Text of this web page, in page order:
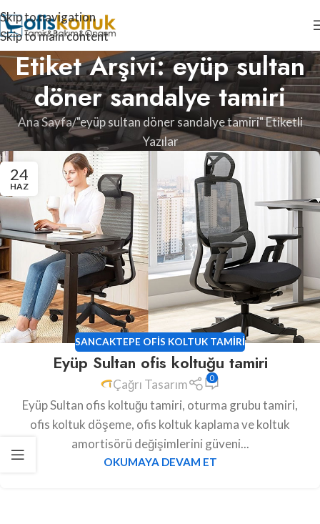
Skip to navigation
Skip to main content
Etiket Arşivi: eyüp sultan
döner sandalye tamiri
Ana Sayfa "eyüp sultan döner sandalye tamiri" Etiketli
Yazılar
24
HAZ
SANCAKTEPE OFIS KOLTUK TAMIRI
Eyüp Sultan ofis koltuğu tamiri
Çağrı Tasarım 0
Eyüp Sultan ofis koltuğu tamiri, oturma grubu tamiri,
ofis koltuk döşeme, ofis koltuk kaplama ve koltuk
amortisörü değişimlerini güveni...
OKUMAYA DEVAM ET